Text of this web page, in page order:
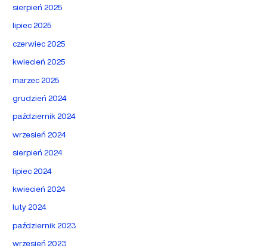
sierpień 2025
lipiec 2025
czerwiec 2025
kwiecień 2025
marzec 2025
grudzień 2024
październik 2024
wrzesień 2024
sierpień 2024
lipiec 2024
kwiecień 2024
luty 2024
październik 2023
wrzesień 2023